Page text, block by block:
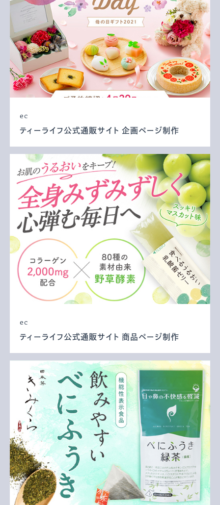
ec
ティーライフ公式通販サイト 企画ページ制作
ec
ティーライフ公式通販サイト 商品ページ制作